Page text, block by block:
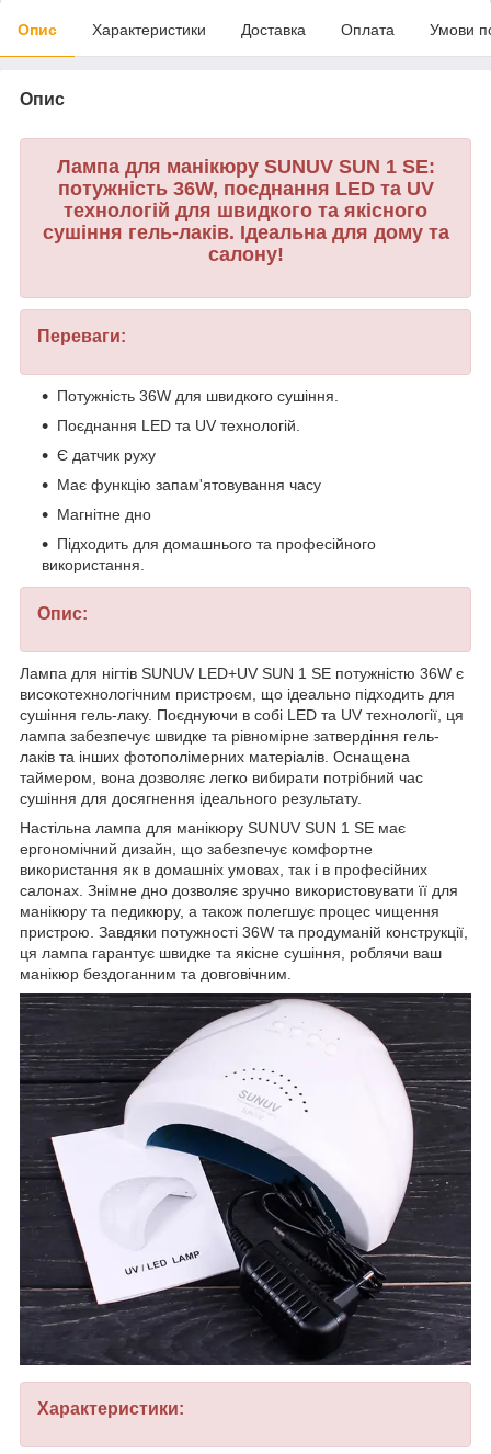
Опис Характеристики Доставка Оплата Умови
Опис
Лампа для манікюру SUNUV SUN 1 SE:
потужність 36W, поєднання LED та UV
технологій для швидкого та якісного
сушіння гель-лаків. Ідеальна для дому та
салону!
Переваги:
Потужність 36W для швидкого сушіння.
Поєднання LED та UV технологій.
Є датчик руху
Має функцію запам'ятовування часу
Магнітне дно
Підходить для домашнього та професійного
використання.
Опис:
Лампа для нігтів SUNUV LED+UV SUN 1 SE потужністю 36W є
високотехнологічним пристроєм, що ідеально підходить для
сушіння гель-лаку. Поєднуючи в собі LED та UV технології, ця
лампа забезпечує швидке та рівномірне затвердіння гель-
лаків та інших фотополімерних матеріалів. Оснащена
таймером, вона дозволяє легко вибирати потрібний час
сушіння для досягнення ідеального результату.
Настільна лампа для манікюру SUNUV SUN 1 SE має
ергономічний дизайн, що забезпечує комфортне
використання як в домашніх умовах, так і в професійних
салонах. Знімне дно дозволяє зручно використовувати її для
манікюру та педикюру, а також полегшує процес чищення
пристрою. Завдяки потужності 36W та продуманій конструкції,
ця лампа гарантує швидке та якісне сушіння, роблячи ваш
манікюр бездоганним та довговічним.
Характеристики: